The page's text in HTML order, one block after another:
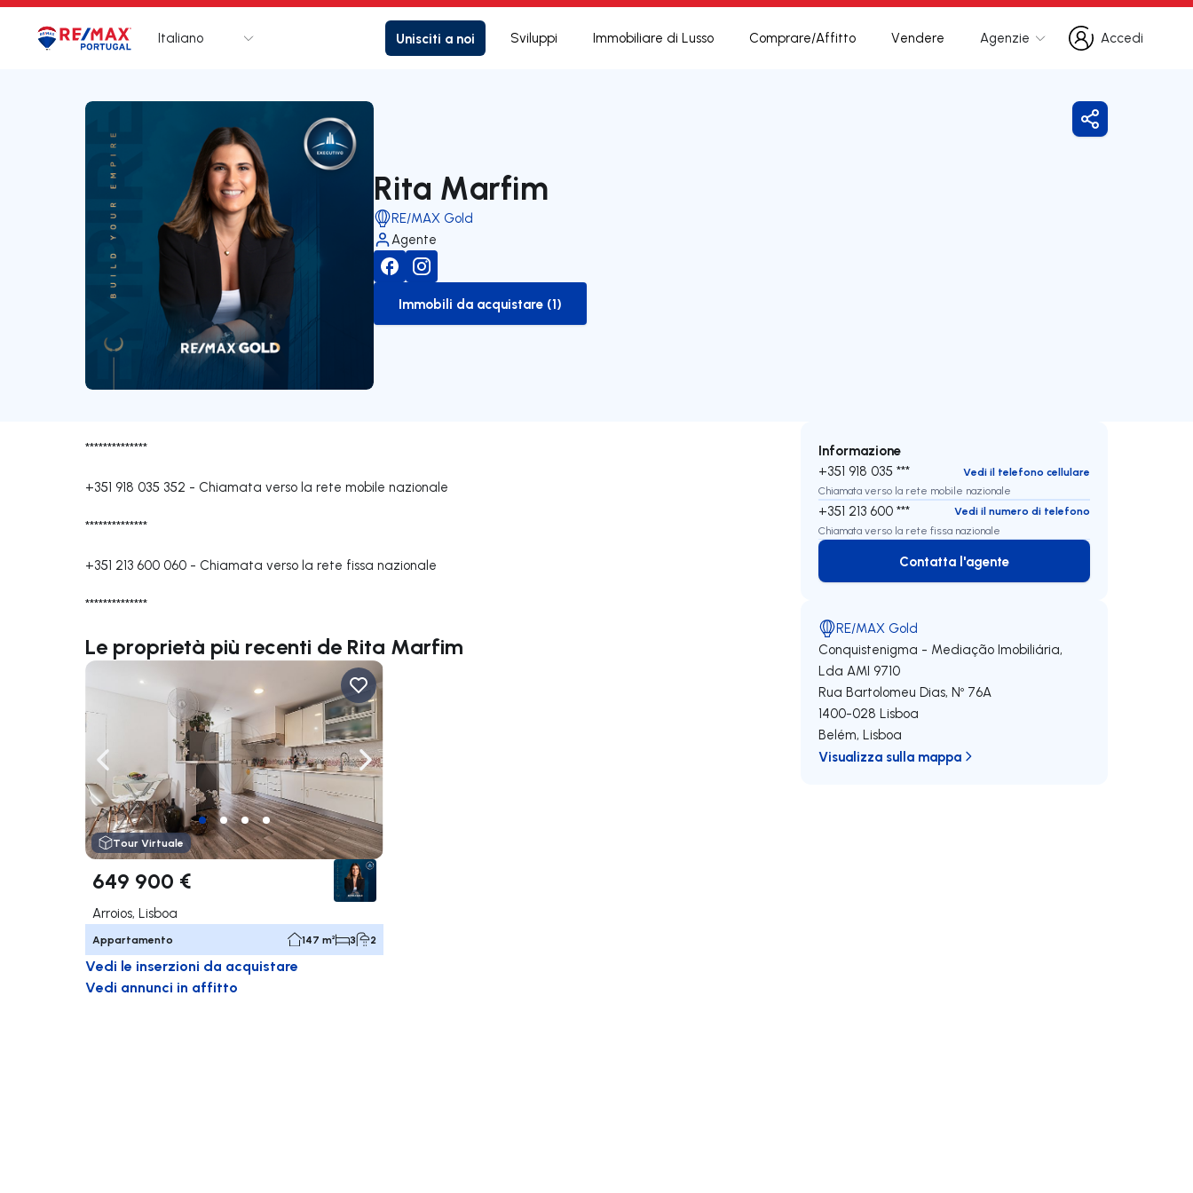
Logo Vai alla homepage
Italiano Unisciti a noi Sviluppi Immobiliare di Lusso Comprare/Affitto Vendere Agenzie
Accedi
Accedi
Rita Marfim
RE/MAX Gold
Agente
to-buy-listing
Immobili da acquistare (1)
Condividi
**************
+351 918 035 352 - Chiamata verso la rete mobile nazionale
**************
+351 213 600 060 - Chiamata verso la rete fissa nazionale
**************
Le proprietà più recenti de Rita Marfim
Naviga a sinistra Naviga a destra
Tour Virtuale
649 900 €
Arroios, Lisboa
Appartamento 147 m² 3 2
Vedi le inserzioni da acquistare
Vedi annunci in affitto
Informazione
+351 918 035 ***
Vedi il telefono cellulare
Chiamata verso la rete mobile nazionale
+351 213 600 ***
Vedi il numero di telefono
Chiamata verso la rete fissa nazionale
Contatta l'agente
Contatta l'agente
RE/MAX Gold
Conquistenigma - Mediação Imobiliária,
Lda AMI 9710
Rua Bartolomeu Dias, Nº 76A
1400-028 Lisboa
Belém,Lisboa
Visualizza sulla mappa